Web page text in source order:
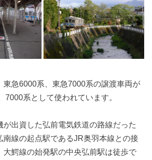
東急6000系、東急7000系の譲渡車両が
7000系として使われています。
が出資した弘前電気鉄道の路線だった
南線の起点駅であるJR奥羽本線との接
大鰐線の始発駅の中央弘前駅は徒歩で